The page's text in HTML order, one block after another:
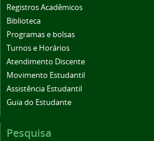
Registros Acadêmicos
Biblioteca
Programas e bolsas
Turnos e Horários
Atendimento Discente
Movimento Estudantil
Assistência Estudantil
Guia do Estudante
Pesquisa